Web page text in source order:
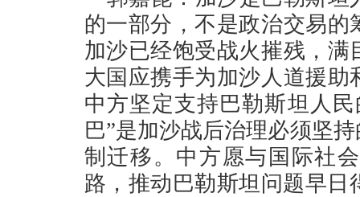
的一部分，不是政治交易
加沙已经饱受战火摧残，
大国应携手为加沙人道援
中方坚定支持巴勒斯坦人
巴”是加沙战后治理必须坚
制迁移。中方愿与国际社
路，推动巴勒斯坦问题早日